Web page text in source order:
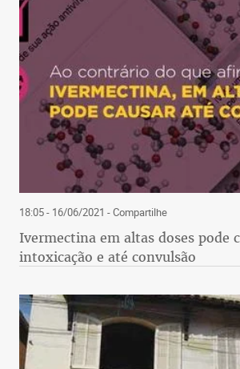
18:05 - 16/06/2021 - Compartilhe
Ivermectina em altas doses pode
intoxicação e até convulsão